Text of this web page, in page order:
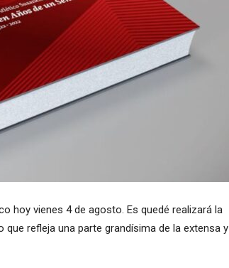
hoy vienes 4 de agosto. Es quedé realizará la
refleja una parte grandísima de la extensa y